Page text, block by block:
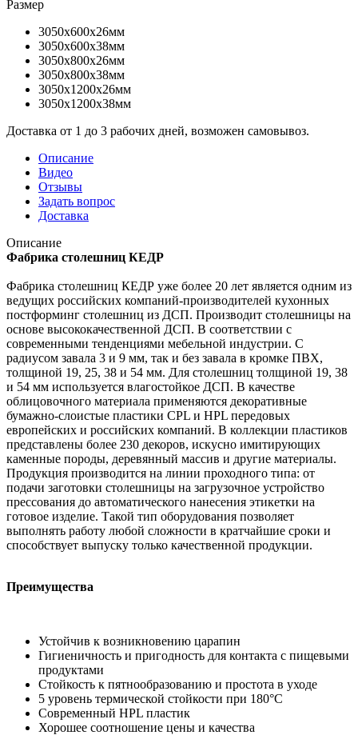
Размер
3050x600x26мм
3050x600x38мм
3050x800x26мм
3050x800x38мм
3050x1200x26мм
3050x1200x38мм
Доставка от 1 до 3 рабочих дней, возможен самовывоз.
Описание
Видео
Отзывы
Задать вопрос
Доставка
Описание
Фабрика столешниц КЕДР
Фабрика столешниц КЕДР уже более 20 лет является одним из
ведущих российских компаний-производителей кухонных
постформинг столешниц из ДСП. Производит столешницы на
основе высококачественной ДСП. В соответствии с
современными тенденциями мебельной индустрии. С
радиусом завала 3 и 9 мм, так и без завала в кромке ПВХ,
толщиной 19, 25, 38 и 54 мм. Для столешниц толщиной 19, 38
и 54 мм используется влагостойкое ДСП. В качестве
облицовочного материала применяются декоративные
бумажно-слоистые пластики CPL и HPL передовых
европейских и российских компаний. В коллекции пластиков
представлены более 230 декоров, искусно имитирующих
каменные породы, деревянный массив и другие материалы.
Продукция производится на линии проходного типа: от
подачи заготовки столешницы на загрузочное устройство
прессования до автоматического нанесения этикетки на
готовое изделие. Такой тип оборудования позволяет
выполнять работу любой сложности в кратчайшие сроки и
способствует выпуску только качественной продукции.
Преимущества
Устойчив к возникновению царапин
Гигиеничность и пригодность для контакта с пищевыми
продуктами
Стойкость к пятнообразованию и простота в уходе
5 уровень термической стойкости при 180°С
Современный HPL пластик
Хорошее соотношение цены и качества